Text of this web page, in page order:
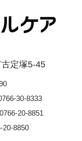
定塚5-45
30-8333
20-8851
20-8850